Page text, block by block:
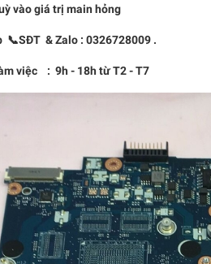
vào giá trị main hỏng
📞SĐT & Zalo : 0326728009 .
việc : 9h - 18h từ T2 - T7